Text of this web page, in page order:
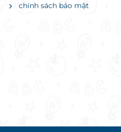
chính sách bảo mật